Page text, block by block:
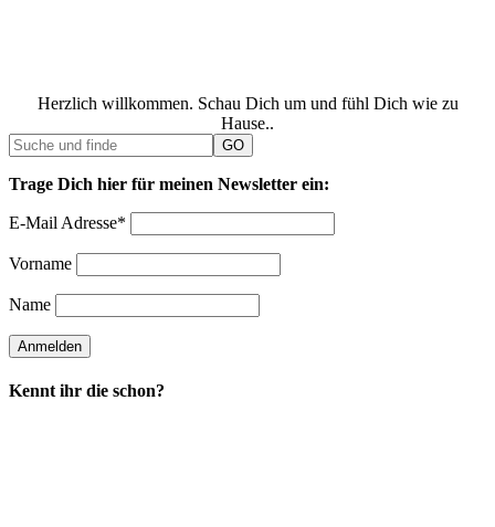
Herzlich willkommen. Schau Dich um und fühl Dich wie zu
Hause..
Trage Dich hier für meinen Newsletter ein:
E-Mail Adresse*
Vorname
Name
Kennt ihr die schon?